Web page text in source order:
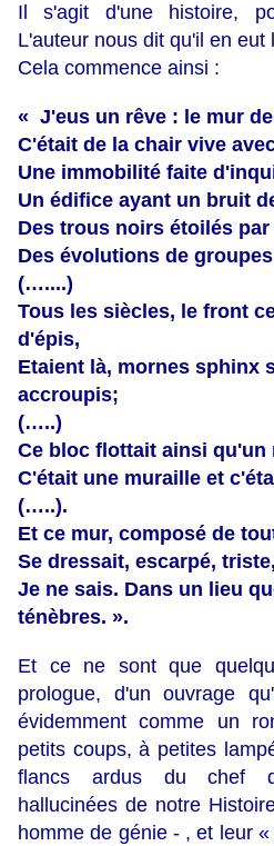
Il s'agit d'une histoire,
L'auteur nous dit qu'il en eut
Cela commence ainsi :
« J'eus un rêve : le mur
C'était de la chair vive
Une immobilité faite
Un édifice ayant un bruit
Des trous noirs étoilés
Des évolutions de
(…....)
Tous les siècles, le front
d'épis,
Etaient là, mornes sphinx
accroupis;
(…..)
Ce bloc flottait ainsi qu'un
C'était une muraille et
(…..).
Et ce mur, composé de
Se dressait, escarpé,
Je ne sais. Dans un lieu
ténèbres. ».
Et ce ne sont que
prologue, d'un ouvrage
évidemment comme un
petits coups, à petites
flancs ardus du chef
hallucinées de notre
homme de génie - , et leur